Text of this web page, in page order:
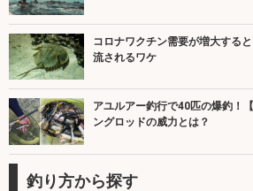
コロナワクチン需要が増大する
流されるワケ
アユルアー釣行で40匹の爆釣！
ングロッドの威力とは？
釣り方から探す